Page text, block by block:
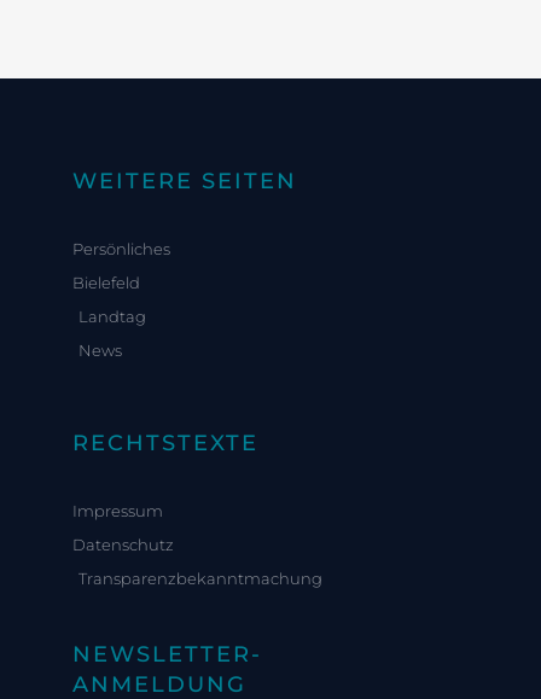
WEITERE SEITEN
Persönliches
Bielefeld
Landtag
News
RECHTSTEXTE
Impressum
Datenschutz
Transparenzbekanntmachung
NEWSLETTER-
ANMELDUNG